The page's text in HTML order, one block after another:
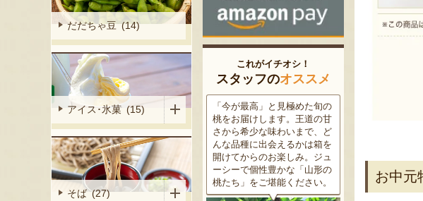
お中元
だだちゃ豆 (14)
アイス･氷菓 (15)
そば (27)
これがイチオシ！
スタッフのオススメ
「今が最高」と見極めた旬の
桃をお届けします。王道の甘
さから希少な味わいまで、ど
んな品種に出会えるかは箱を
開けてからのお楽しみ。ジュ
ーシーで個性豊かな「山形の
桃たち」をご堪能ください。
米沢牛は、非常に厳しい条件
をクリアした最高級のブラン
ド牛。美しいサシ・きめ細か
な肉質・とろける食感・濃厚
な旨味、すべてが抜群です。
高級感のある黒化粧箱入りの
ため、大切な人への贈り物に
どうぞ！
立てます。一度
使いたくなるこ
です。